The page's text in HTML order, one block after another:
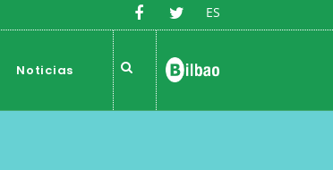
ES
Noticias